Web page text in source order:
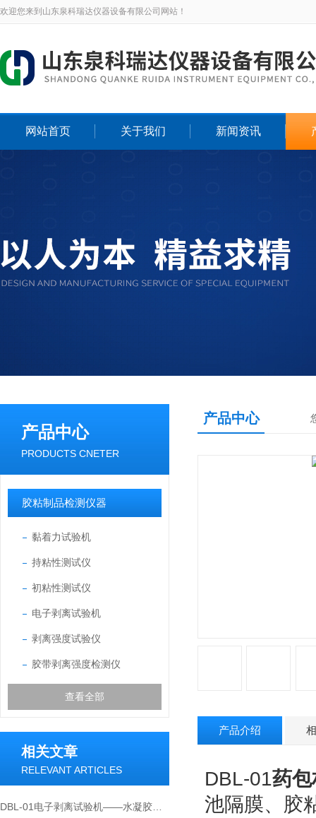
欢迎您来到山东泉科瑞达仪器设备有限公司网站！
网站首页 关于我们 新闻资讯
产品中心
PRODUCTS CNETER
胶粘制品检测仪器
黏着力试验机
持粘性测试仪
初粘性测试仪
电子剥离试验机
剥离强度试验仪
胶带剥离强度检测仪
查看全部
相关文章
RELEVANT ARTICLES
产品中心
产品介绍
DBL-01药
池隔膜、胶